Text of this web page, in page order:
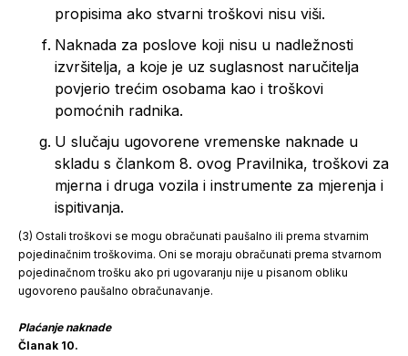
propisima ako stvarni troškovi nisu viši.
Naknada za poslove koji nisu u nadležnosti
izvršitelja, a koje je uz suglasnost naručitelja
povjerio trećim osobama kao i troškovi
pomoćnih radnika.
U slučaju ugovorene vremenske naknade u
skladu s člankom 8. ovog Pravilnika, troškovi za
mjerna i druga vozila i instrumente za mjerenja i
ispitivanja.
(3) Ostali troškovi se mogu obračunati paušalno ili prema stvarnim
pojedinačnim troškovima. Oni se moraju obračunati prema stvarnom
pojedinačnom trošku ako pri ugovaranju nije u pisanom obliku
ugovoreno paušalno obračunavanje.
Plaćanje naknade
Članak 10.